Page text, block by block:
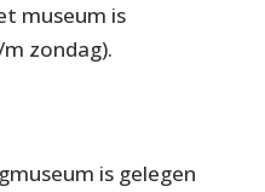
museum is
zondag).
is gelegen